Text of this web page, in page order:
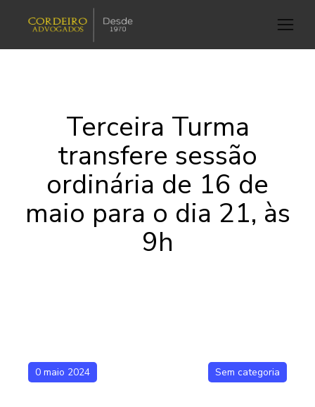
Terceira Turma
transfere sessão
ordinária de 16 de
maio para o dia 21, às
9h
0 maio 2024 Sem categoria